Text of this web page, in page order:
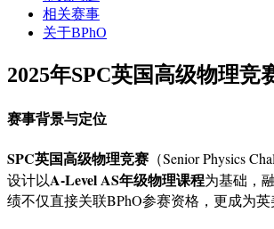
相关赛事
关于BPhO
2025年SPC英国高级物理
赛事背景与定位
SPC英国高级物理竞赛 （Senior Physics
设计以A-Level AS年级物理课程为基础，
绩不仅直接关联BPhO参赛资格，更成为